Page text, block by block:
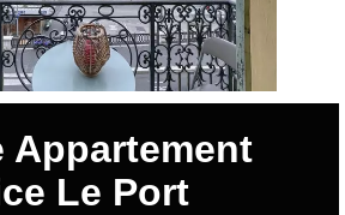
Appartement
Le Port